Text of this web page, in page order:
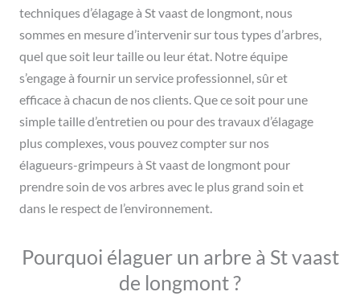
techniques d’élagage à St vaast de longmont, nous
sommes en mesure d’intervenir sur tous types d’arbres,
quel que soit leur taille ou leur état. Notre équipe
s’engage à fournir un service professionnel, sûr et
efficace à chacun de nos clients. Que ce soit pour une
simple taille d’entretien ou pour des travaux d’élagage
plus complexes, vous pouvez compter sur nos
élagueurs-grimpeurs à St vaast de longmont pour
prendre soin de vos arbres avec le plus grand soin et
dans le respect de l’environnement.
Pourquoi élaguer un arbre à St vaast
de longmont ?